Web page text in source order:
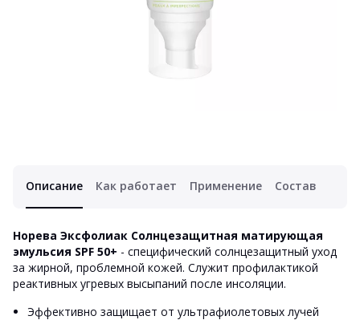
Описание Как работает Применение Состав
Норева Эксфолиак Солнцезащитная матирующая
эмульсия SPF 50+ - специфический солнцезащитный уход
за жирной, проблемной кожей. Служит профилактикой
реактивных угревых высыпаний после инсоляции.
Эффективно защищает от ультрафиолетовых лучей